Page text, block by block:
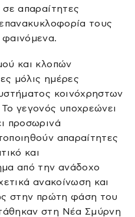
απαραίτητες
τους
και κλοπών
μόλις ημέρες
κοινόχρηστων
γεγονός υποχρεώνει
προσωρινά
απαραίτητες
και
από την ανάδοχο
ανακοίνωση και
στην πρώτη φάση του
στη Νέα Σμύρνη